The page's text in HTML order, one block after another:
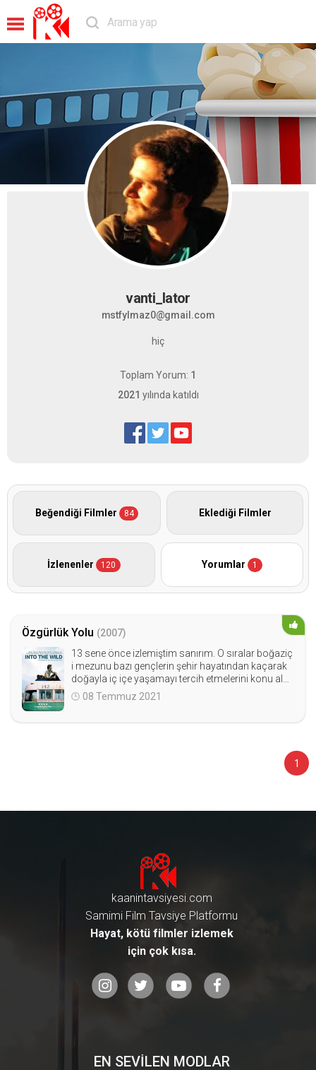
vanti_lator
mstfylmaz0@gmail.com
hiç
Toplam Yorum: 1
2021 yılında katıldı
Beğendiği Filmler 84 Eklediği Filmler
İzlenenler 120 Yorumlar 1
Özgürlük Yolu (2007)
13 sene önce izlemiştim sanırım. O sıralar boğaziç
i mezunu bazı gençlerin şehir hayatından kaçarak
doğayla iç içe yaşamayı tercih etmelerini konu alan
bazı gazete kupürlerini de sakladığım yıllardı. Aynı z
amanda çadır kurma merakımızı da ateşleyen film
08 Temmuz 2021
1
kaanintavsiyesi.com
Samimi Film Tavsiye Platformu
Hayat, kötü filmler izlemek
için çok kısa.
EN SEVİLEN MODLAR